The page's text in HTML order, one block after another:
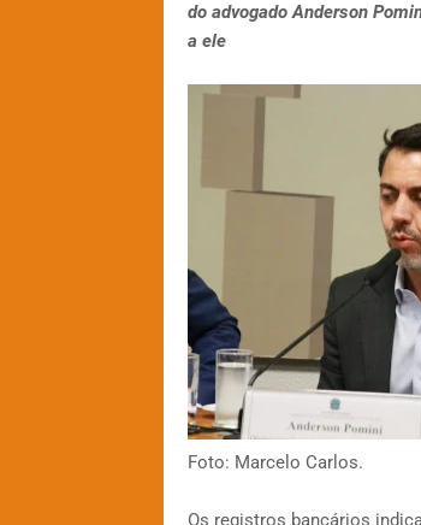
do advogado Anderson
a ele
Foto: Marcelo Carlos.
Os registros bancários